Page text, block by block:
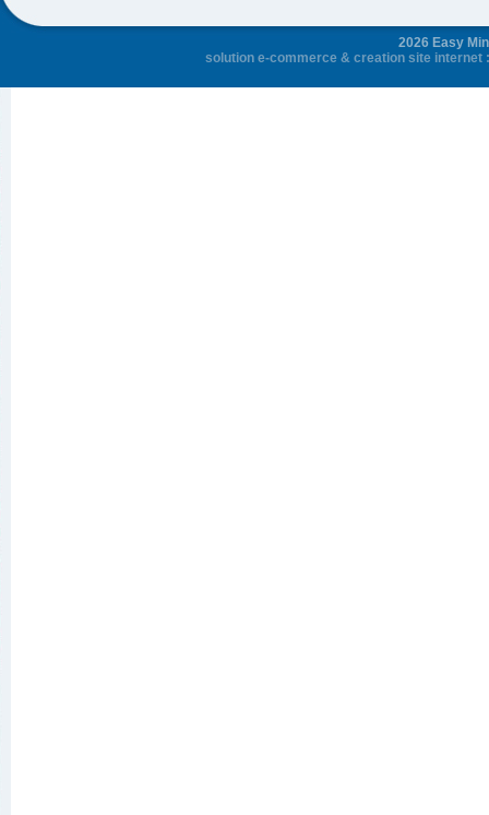
2026 Easy
solution e-commerce & creation site internet